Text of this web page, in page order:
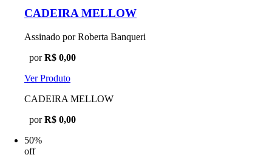
CADEIRA MELLOW
Assinado por Roberta Banqueri
porR$ 0,00
Ver Produto
CADEIRA MELLOW
porR$ 0,00
50%
off